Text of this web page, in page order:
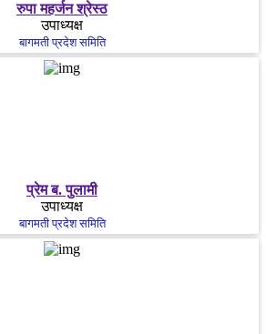
रुपा महर्जन श्रेस्ठ
उपाध्यक्ष
बागमती प्रदेश समिति
प्रेम ब. पुलामी
उपाध्यक्ष
बागमती प्रदेश समिति